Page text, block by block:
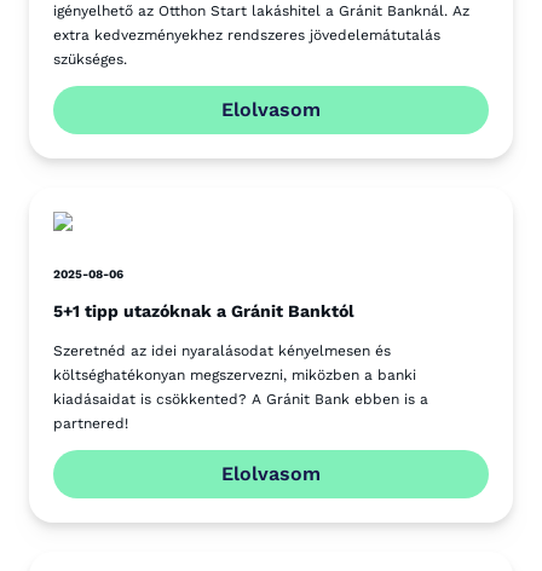
igényelhető az Otthon Start lakáshitel a Gránit Banknál. Az
extra kedvezményekhez rendszeres jövedelemátutalás
szükséges.
Elolvasom
2025-08-06
5+1 tipp utazóknak a Gránit Banktól
Szeretnéd az idei nyaralásodat kényelmesen és
költséghatékonyan megszervezni, miközben a banki
kiadásaidat is csökkented? A Gránit Bank ebben is a
partnered!
Elolvasom